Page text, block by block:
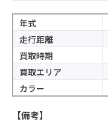
年式
走行距離
買取時期
買取エリア
カラー
【備考】